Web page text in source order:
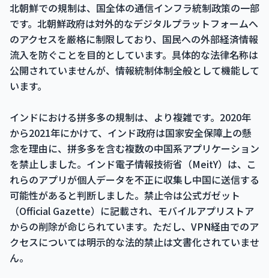
北朝鮮での規制は、国全体の通信インフラ統制政策の一部
です。北朝鮮政府は対外的なデジタルプラットフォームへ
のアクセスを厳格に制限しており、国民への外部経済情報
流入を防ぐことを目的としています。具体的な法律名称は
公開されていませんが、情報統制体制全般として機能して
います。
インドにおける拼多多の規制は、より複雑です。2020年
から2021年にかけて、インド政府は国家安全保障上の懸
念を理由に、拼多多を含む複数の中国系アプリケーション
を禁止しました。インド電子情報技術省（MeitY）は、こ
れらのアプリが個人データを不正に収集し中国に送信する
可能性があると判断しました。禁止令は公式ガゼット
（Official Gazette）に記載され、モバイルアプリストア
からの削除が命じられています。ただし、VPN経由でのア
クセスについては明示的な法的禁止は文書化されていませ
ん。